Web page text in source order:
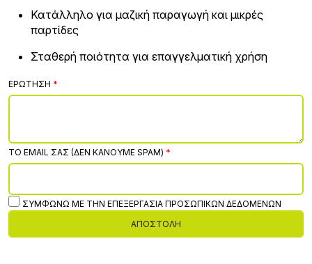
Κατάλληλο για μαζική παραγωγή και μικρές
παρτίδες
Σταθερή ποιότητα για επαγγελματική χρήση
ΕΡΏΤΗΣΗ
ΤΟ EMAIL ΣΑΣ (ΔΕΝ ΚΆΝΟΥΜΕ SPAM)
ΣΥΜΦΩΝΏ ΜΕ ΤΗΝ ΕΠΕΞΕΡΓΑΣΊΑ ΠΡΟΣΩΠΙΚΏΝ ΔΕΔΟΜΈΝΩΝ
ΑΠΟΣΤΟΛΉ